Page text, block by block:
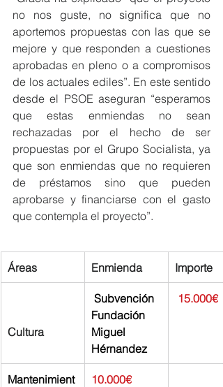
no nos guste, no significa que no
aportemos propuestas con las que se
mejore y que responden a cuestiones
aprobadas en pleno o a compromisos
de los actuales ediles”. En este sentido
desde el PSOE aseguran “esperamos
que estas enmiendas no sean
rechazadas por el hecho de ser
propuestas por el Grupo Socialista, ya
que son enmiendas que no requieren
de préstamos sino que pueden
aprobarse y financiarse con el gasto
que contempla el proyecto”.
Áreas Enmienda Importe
Cultura
Subvención
Fundación
Miguel
Hérnandez
15.000€
Mantenimient
10.000€